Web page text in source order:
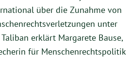
über die Zunahme von
unter
erklärt Margarete Bause,
für Menschenrechtspolitik